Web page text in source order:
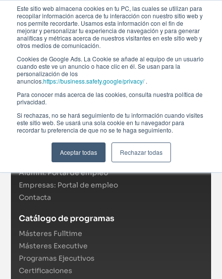
Este sitio web almacena cookies en tu PC, las cuales se utilizan para
recopilar información acerca de tu interacción con nuestro sitio web y
nos permite recordarte. Usamos esta información con el fin de
mejorar y personalizar tu experiencia de navegación y para generar
analíticas y métricas acerca de nuestros visitantes en este sitio web y
otros medios de comunicación.
Cookies de Google Ads. La Cookie se añade al equipo de un usuario
cuando este ve un anuncio o hace clic en él. Se usan para la
personalización de los
anuncios.https://business.safety.google/privacy/.
Para conocer más acerca de las cookies, consulta nuestra política de
privacidad.
Si rechazas, no se hará seguimiento de tu información cuando visites
este sitio web. Se usará una sola cookie en tu navegador para
recordar tu preferencia de que no se te haga seguimiento.
Aceptar todas Rechazar todas
Afi Global Education
Sobre nosotros
RSC
Campus virtual
Alumni: Portal de empleo
Empresas: Portal de empleo
Contacta
Catálogo de programas
Másteres Fulltime
Másteres Executive
Programas Ejecutivos
Certificaciones